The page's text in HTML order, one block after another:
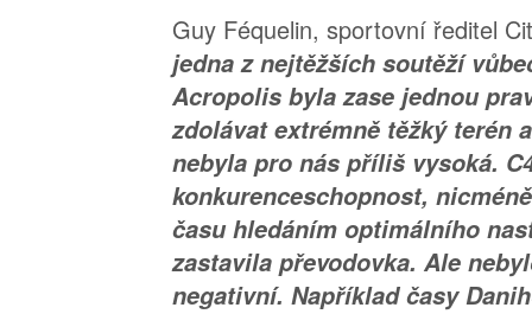
Guy Féquelin, sportovní ředitel
jedna z nejtěžších soutěží
Acropolis byla zase jednou
zdolávat extrémně těžký terén
nebyla pro nás příliš vysoká.
konkurenceschopnost,
času hledáním optimálního
zastavila převodovka. Ale
negativní. Například časy